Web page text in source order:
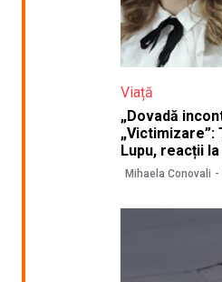
Viață
„Dovadă
„Victimizare”:
Lupu, reacții
Mihaela Conovali